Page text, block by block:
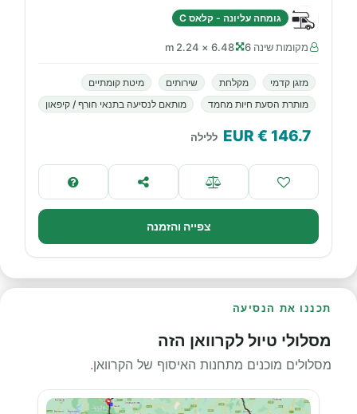
גומחה עליונה - קלאס C
מקומות שינה 6 6.48 × 2.24 m
מזגן קדמי מקלחת שירותים
מיטת קומתיים
מותרת הסעת חיות מחמד
מותאם לנסיעה בתנאי חורף / קיפאון
146.7
€ EUR ללילה
צפייה והזמנה
תכננו את הנסיעה
מסלולי טיול לקרוואן הזה
מסלולים מוכנים מתחנות האיסוף של הקרוואן.